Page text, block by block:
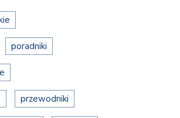
poradniki
przewodniki